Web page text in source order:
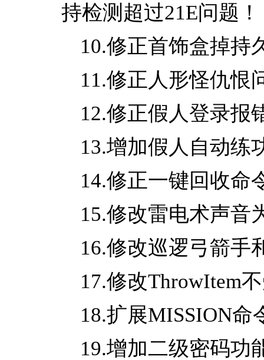
持检测超过21E问题！
10.修正首饰盒掉持
11.修正人形怪仇恨
12.修正假人登录报
13.增加假人自动练
14.修正一键回收命
15.修改雷电术声音
16.修改巡逻弓箭手
17.修改ThrowItem
18.扩展MISSION命
19.增加二级密码功